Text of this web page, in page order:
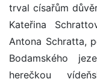
trval císařům
Kateřina
Antona Schratta,
Bodamského
herečkou